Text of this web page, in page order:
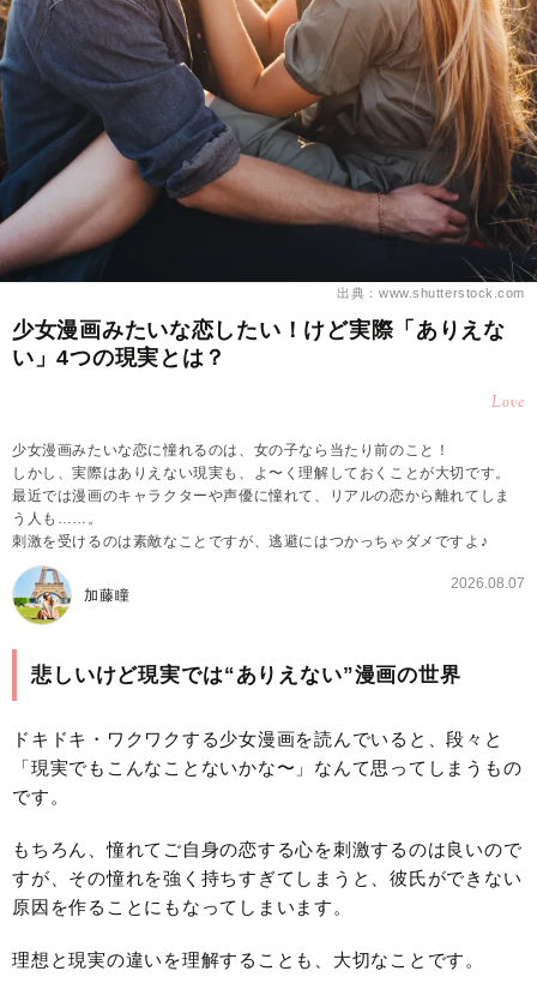
出典：www.shutterstock.com
少女漫画みたいな恋したい！けど実際「ありえな
い」4つの現実とは？
Love
少女漫画みたいな恋に憧れるのは、女の子なら当たり前のこと！
しかし、実際はありえない現実も、よ〜く理解しておくことが大切です。
最近では漫画のキャラクターや声優に憧れて、リアルの恋から離れてしま
う人も……。
刺激を受けるのは素敵なことですが、逃避にはつかっちゃダメですよ♪
加藤瞳
2026.08.07
悲しいけど現実では“ありえない”漫画の世界
ドキドキ・ワクワクする少女漫画を読んでいると、段々と
「現実でもこんなことないかな〜」なんて思ってしまうもの
です。
もちろん、憧れてご自身の恋する心を刺激するのは良いので
すが、その憧れを強く持ちすぎてしまうと、彼氏ができない
原因を作ることにもなってしまいます。
理想と現実の違いを理解することも、大切なことです。